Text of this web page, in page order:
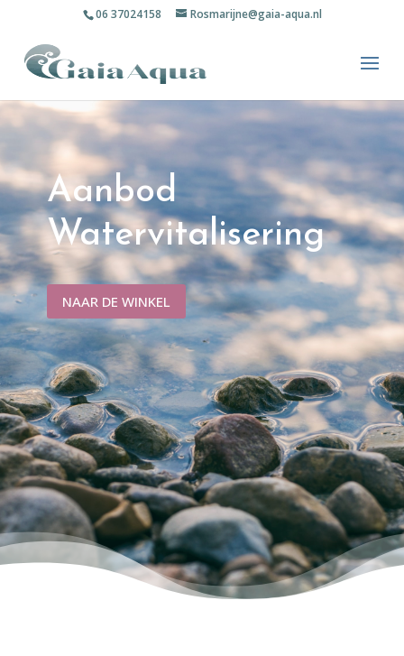
06 37024158 Rosmarijne@gaia-aqua.nl
Aanbod
Watervitalisering
NAAR DE WINKEL